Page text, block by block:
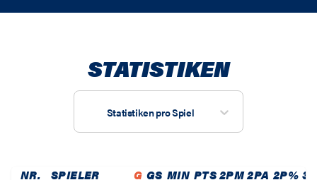
STATISTIKEN
Statistiken pro Spiel
NR. SPIELER G GS MIN PTS2PM2PA 2P%